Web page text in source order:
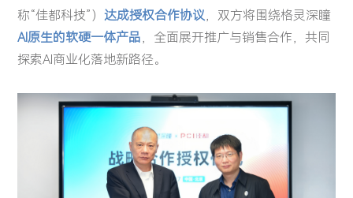
坚持创新，持续探索，引领人工智能想象力
深瞳大脑
深瞳产品
格灵深瞳为众多企业提供AI赋能的数字化产品及体验
深瞳政务超融合一体机 视觉智能工坊VE²‌S
深瞳 AIPC 天工·墨刃
AI 赋能产业数字化变革
领先的数字化解决方案，为企业的数字变革保驾护航
智慧金融
四方镜运营智算解决方案
城市管理
深眸视觉智能工坊
客户案例
客户案例
以持续可信赖的服务，赋能企业智慧经营管理
智慧金融 城市管理
关注AI科技最新动向，分享AI前瞻洞察与最佳实践
Glint-MVT
关于我们
关于我们
投资者关系
称“佳都科技”）达成授权合作协议，双方将围绕格灵深瞳
AI原生的软硬一体产品，全面展开推广与销售合作，共同
探索AI商业化落地新路径。